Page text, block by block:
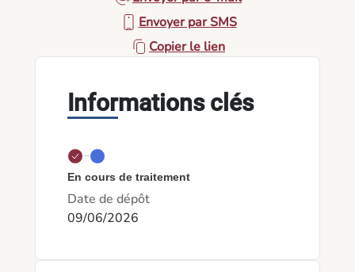
Envoyer par SMS
Copier le lien
Informations clés
En cours de traitement
Date de dépôt
09/06/2026